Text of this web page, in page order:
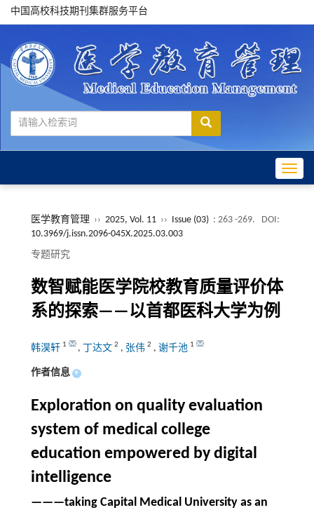
中国高校科技期刊集群服务平台
医学教育管理 ›› 2025, Vol. 11 ›› Issue (03) : 263 -269.
DOI:
10.3969/j.issn.2096-045X.2025.03.003
专题研究
数智赋能医学院校教育质量评价体
系的探索——以首都医科大学为例
韩淏轩 1 , 丁达文 2 , 张伟 2 , 谢千池 1
作者信息 +
Exploration on quality evaluation
system of medical college
education empowered by digital
intelligence
———taking Capital Medical University as an